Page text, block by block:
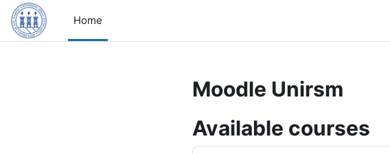
Skip to main content
Home
Moodle Unirsm
Available courses